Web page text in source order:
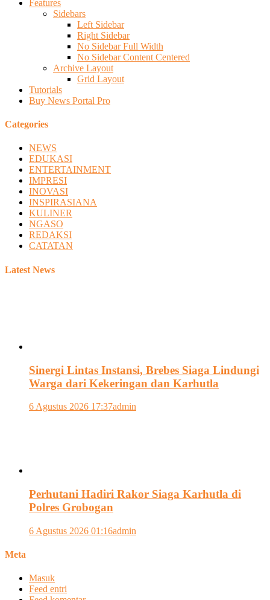
Features
Sidebars
Left Sidebar
Right Sidebar
No Sidebar Full Width
No Sidebar Content Centered
Archive Layout
Grid Layout
Tutorials
Buy News Portal Pro
Categories
NEWS
EDUKASI
ENTERTAINMENT
IMPRESI
INOVASI
INSPIRASIANA
KULINER
NGASO
REDAKSI
CATATAN
Latest News
Sinergi Lintas Instansi, Brebes Siaga Lindungi
Warga dari Kekeringan dan Karhutla
6 Agustus 2026 17:37admin
Perhutani Hadiri Rakor Siaga Karhutla di
Polres Grobogan
6 Agustus 2026 01:16admin
Meta
Masuk
Feed entri